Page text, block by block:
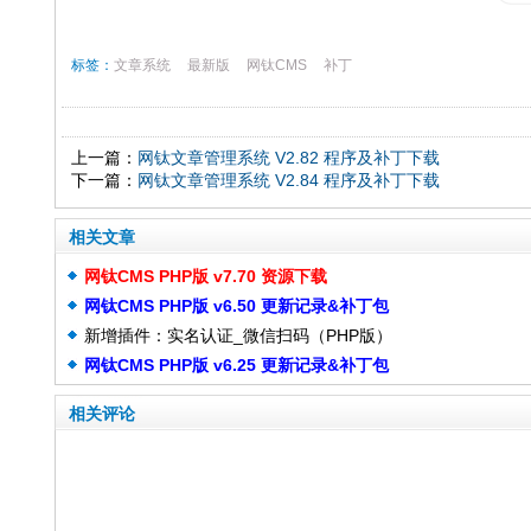
标签： 文章系统 最新版 网钛CMS 补丁
上一篇： 网钛文章管理系统 V2.82 程序及补丁下载
下一篇： 网钛文章管理系统 V2.84 程序及补丁下载
相关文章
网钛CMS PHP版 v7.70 资源下载
网钛CMS PHP版 v6.50 更新记录&补丁包
新增插件：实名认证_微信扫码（PHP版）
网钛CMS PHP版 v6.25 更新记录&补丁包
相关评论